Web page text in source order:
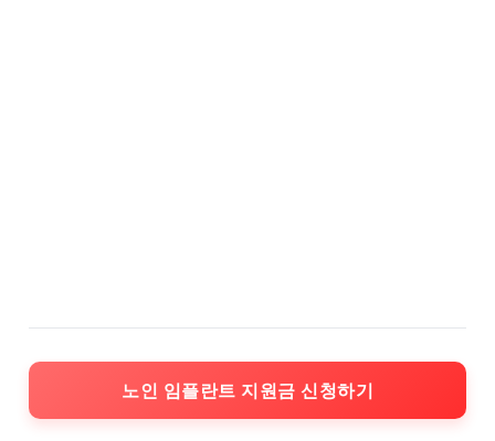
노인 임플란트 지원금 신청하기